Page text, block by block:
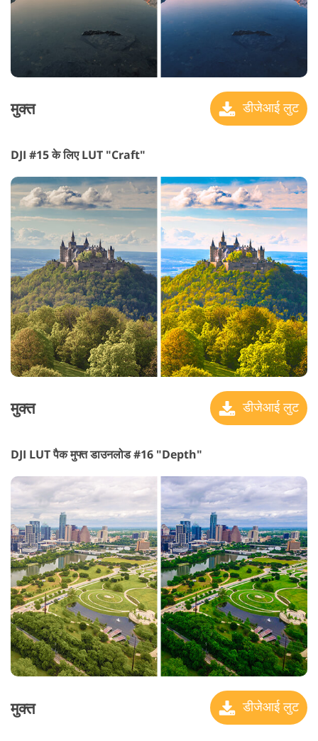
मुक्त डीजेआई लुट
DJI #15 के लिए LUT "Craft"
मुक्त डीजेआई लुट
DJI LUT पैक मुफ्त डाउनलोड #16 "Depth"
मुक्त डीजेआई लुट